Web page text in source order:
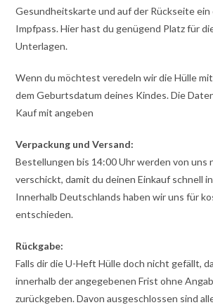
Gesundheitskarte und auf der Rückseite ein
Impfpass. Hier hast du genügend Platz für
Unterlagen.
Wenn du möchtest veredeln wir die Hülle
dem Geburtsdatum deines Kindes. Die
Kauf mit angeben
Verpackung und Versand:
Bestellungen bis 14:00 Uhr werden von uns
verschickt, damit du deinen Einkauf schnell
Innerhalb Deutschlands haben wir uns für
entschieden.
Rückgabe:
Falls dir die U-Heft Hülle doch nicht gefällt,
innerhalb der angegebenen Frist ohne
zurückgeben. Davon ausgeschlossen sind